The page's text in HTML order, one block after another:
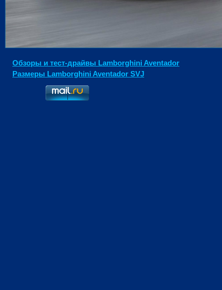
Обзоры и тест-драйвы Lamborghini Aventador
Размеры Lamborghini Aventador SVJ